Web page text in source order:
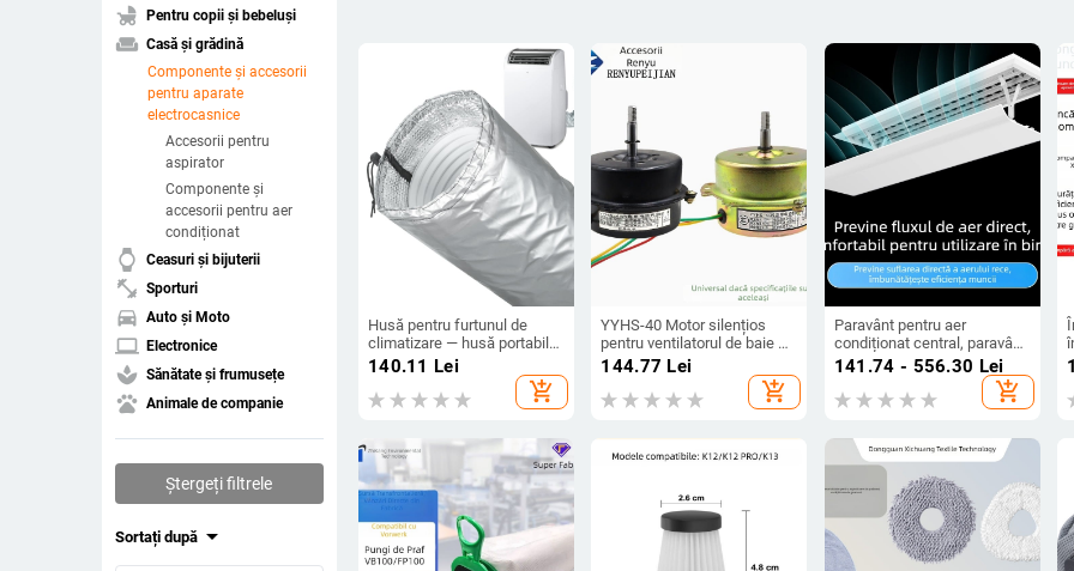
child_friendly Pentru copii și bebeluși
weekend Casă și grădină
Componente și accesorii
pentru aparate
electrocasnice
Accesorii pentru
aspirator
Componente și
accesorii pentru aer
condiționat
watch Ceasuri și bijuterii
fitness_center Sporturi
directions_car Auto și Moto
laptop Electronice
spa Sănătate și frumusețe
pets Animale de companie
Ștergeți filtrele
Sortați după arrow_drop_down
Husă pentru furtunul de
climatizare — husă portabilă
de izolație, model YGHNK,
140.11 Lei
add_shopping_cart
YYHS-40 Motor silențios
pentru ventilatorul de baie cu
încălzire, 220V 50W,
ventilator de tavan integrat
144.77 Lei
add_shopping_cart
Paravânt pentru aer
condiționat central, paravânt,
țeavă de vânt, deflector de
evacuare a aerului rece, grilă
anti-suflare directă, capac
universal pentru ghidarea
141.74 - 556.30 Lei
add_shopping_cart